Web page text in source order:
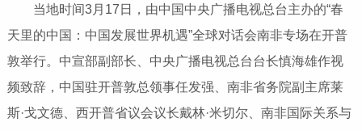
当地时间3月17日，由中国中央广播电视总台主办的“春
天里的中国：中国发展世界机遇”全球对话会南非专场在开普
敦举行。中宣部副部长、中央广播电视总台台长慎海雄作视
频致辞，中国驻开普敦总领事任发强、南非省务院副主席莱
斯·戈文德、西开普省议会议长戴林·米切尔、南非国际关系与